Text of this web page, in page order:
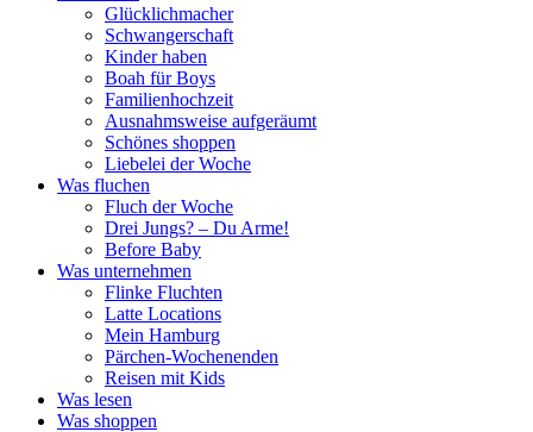
Glücklichmacher
Schwangerschaft
Kinder haben
Boah für Boys
Familienhochzeit
Ausnahmsweise aufgeräumt
Schönes shoppen
Liebelei der Woche
Was fluchen
Fluch der Woche
Drei Jungs? – Du Arme!
Before Baby
Was unternehmen
Flinke Fluchten
Latte Locations
Mein Hamburg
Pärchen-Wochenenden
Reisen mit Kids
Was lesen
Was shoppen